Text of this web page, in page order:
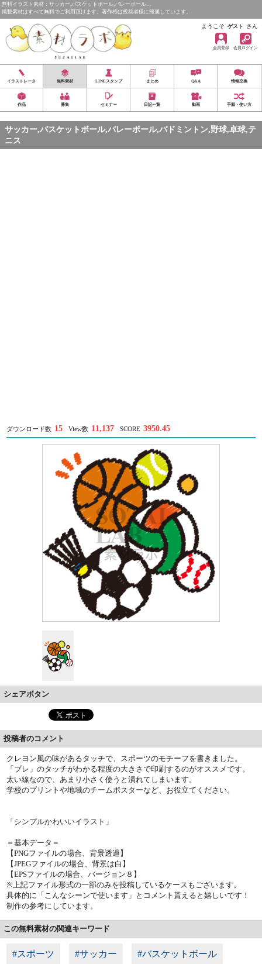
無料イラスト素材：サッカー,バスケットボール,バレーボール…
掲載素材はすべて無料でご利用頂けます。著作権は投稿者様に帰属しています。
ようこそ ゲスト さん
会員登録 会員ログイン
イラストレータ 無料素材 LINEスタンプ まとめ Q&A 情報交換
作品 募集 セミナー 日記一覧 動画 手順・使い方
サッカー,バスケットボール,バレーボール,バドミントン,野球,卓球,テ
ニス
ダウンロード数 15 View数 11,137 SCORE 3950.45
シェアボタン
投稿者のコメント
クレヨン風の味があるタッチで、スポーツのモチーフを書きました。
「ブレ」のタッチがわかる程度の大きさで印刷するのがオススメです。
太い線なので、あまり小さく使うと潰れてしまいます。
学校のプリントや地域のチームポスターなど、お役立てください。
「シンプルかわいいイラスト」
＝基本データ＝
【PNGファイルの場合、背景透過】
【JPEGファイルの場合、背景は白】
【EPSファイルの場合、バージョン８】
※上記ファイル形式の一部のみを投稿しているケースもございます。
具体的に「こんなシーンで使います」とコメント貰えると嬉しいです！
制作の参考にしています。
この無料素材の関連キーワード
#スポーツ #サッカー #バスケットボール